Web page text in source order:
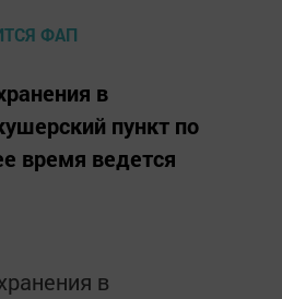
в
пункт по
время ведется
в